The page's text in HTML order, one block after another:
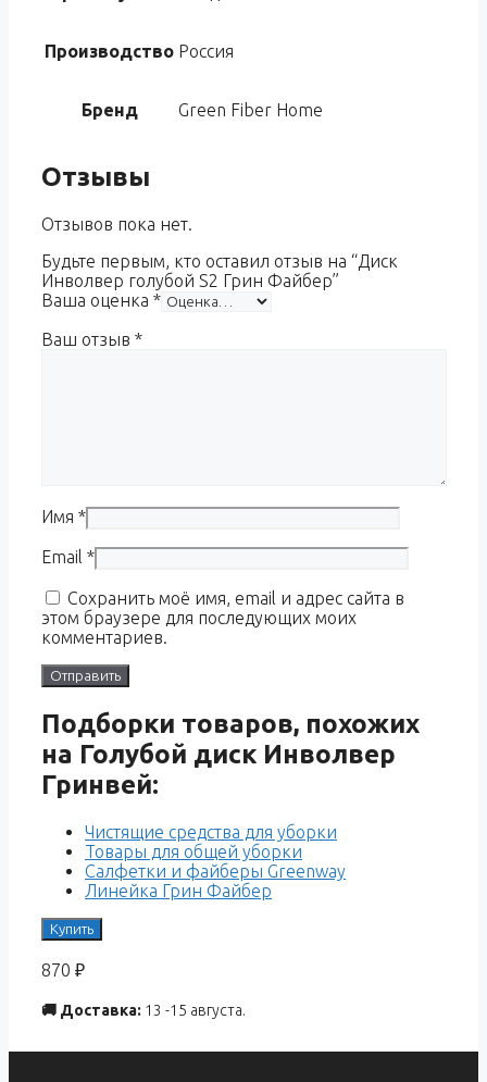
Производство Россия
Бренд Green Fiber Home
Отзывы
Отзывов пока нет.
Будьте первым, кто оставил отзыв на “Диск
Инволвер голубой S2 Грин Файбер”
Ваша оценка *
Ваш отзыв *
Имя *
Email *
Сохранить моё имя, email и адрес сайта в
этом браузере для последующих моих
комментариев.
Подборки товаров, похожих
на Голубой диск Инволвер
Гринвей:
Чистящие средства для уборки
Товары для общей уборки
Салфетки и файберы Greenway
Линейка Грин Файбер
Купить
870 ₽
🚚 Доставка: 13 -15 августа.